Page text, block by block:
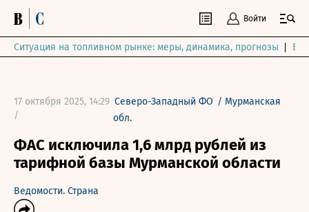
Войти
Ситуация на топливном рынке: меры, динамика, прогнозы
17 октября 2025, 14:29
/
Северо-Западный ФО / Мурманская
обл.
ФАС исключила 1,6 млрд рублей из
тарифной базы Мурманской области
Ведомости. Страна